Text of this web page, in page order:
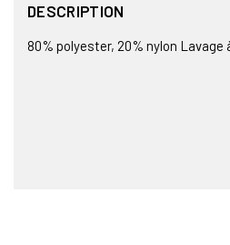
DESCRIPTION
80% polyester, 20% nylon Lavage